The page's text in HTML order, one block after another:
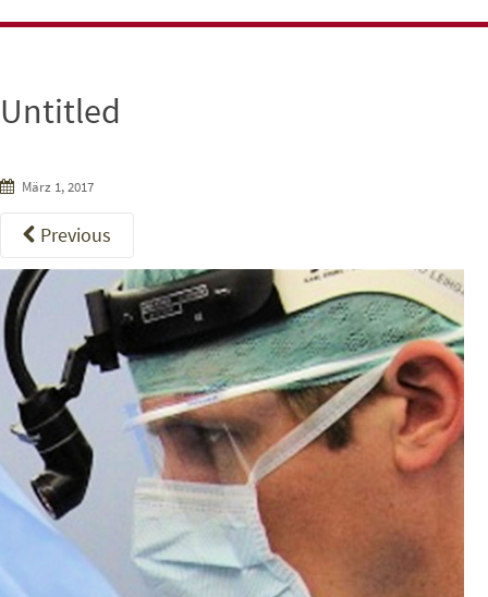
Untitled
März 1, 2017
Previous